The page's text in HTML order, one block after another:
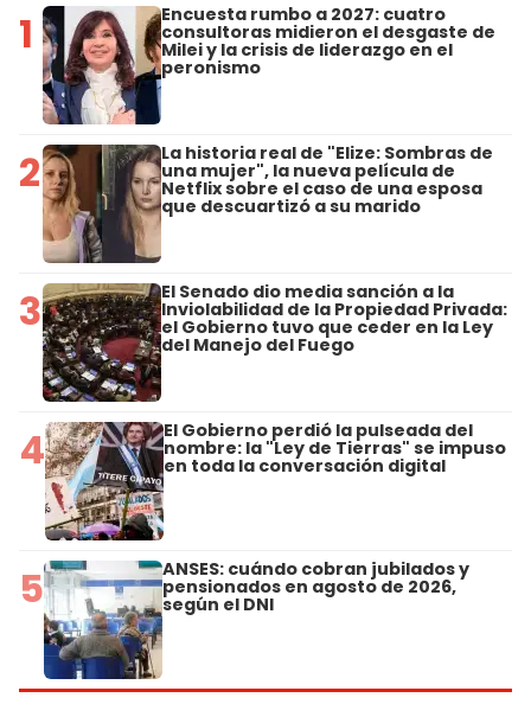
1 Encuesta rumbo a 2027: cuatro
consultoras midieron el desgaste de
Milei y la crisis de liderazgo en el
peronismo
2 La historia real de "Elize: Sombras de
una mujer", la nueva película de
Netflix sobre el caso de una esposa
que descuartizó a su marido
3 El Senado dio media sanción a la
Inviolabilidad de la Propiedad Privada:
el Gobierno tuvo que ceder en la Ley
del Manejo del Fuego
4 El Gobierno perdió la pulseada del
nombre: la "Ley de Tierras" se impuso
en toda la conversación digital
5 ANSES: cuándo cobran jubilados y
pensionados en agosto de 2026,
según el DNI